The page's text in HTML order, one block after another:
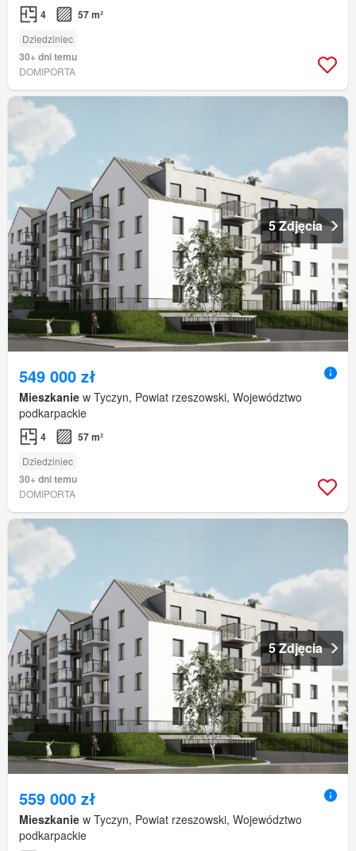
4 57 m²
Dziedziniec
30+ dni temu
DOMIPORTA
5 Zdjęcia
549 000 zł
Mieszkanie w Tyczyn, Powiat rzeszowski, Województwo
podkarpackie
4 57 m²
Dziedziniec
30+ dni temu
DOMIPORTA
5 Zdjęcia
559 000 zł
Mieszkanie w Tyczyn, Powiat rzeszowski, Województwo
podkarpackie